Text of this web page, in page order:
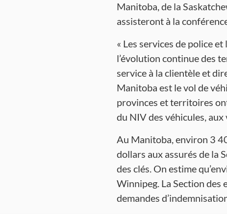
Manitoba, de la
assisteront à la
« Les services de police
l’évolution continue des
service à la clientèle et
Manitoba est le vol de
provinces et territoires
du NIV des véhicules,
Au Manitoba, environ 3
dollars aux assurés de la
des clés. On estime
Winnipeg. La Section des
demandes